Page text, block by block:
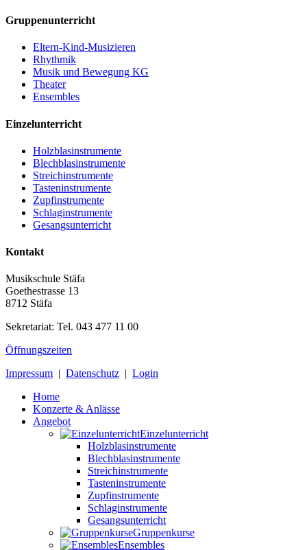
Gruppenunterricht
Eltern-Kind-Musizieren
Rhythmik
Musik und Bewegung KG
Theater
Ensembles
Einzelunterricht
Holzblasinstrumente
Blechblasinstrumente
Streichinstrumente
Tasteninstrumente
Zupfinstrumente
Schlaginstrumente
Gesangsunterricht
Kontakt
Musikschule Stäfa
Goethestrasse 13
8712 Stäfa
Sekretariat: Tel. 043 477 11 00
Öffnungszeiten
Impressum
Datenschutz
Login
Home
Konzerte & Anlässe
Angebot
Einzelunterricht
Holzblasinstrumente
Blechblasinstrumente
Streichinstrumente
Tasteninstrumente
Zupfinstrumente
Schlaginstrumente
Gesangsunterricht
Gruppenkurse
Ensembles